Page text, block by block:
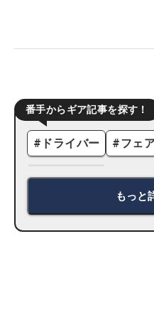
番手からギア記事を探す！
# ドライバー #フェ
もっと